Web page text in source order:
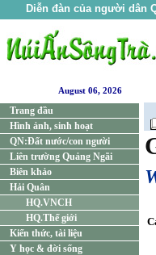
Diễn đàn của người dân
August 06, 2026
Trang đầu
Hình ảnh, sinh hoạt
QN:Đất nước/con người
Liên trường Quảng Ngãi
Biên khảo
Hải Quân
HQ.VNCH
HQ.Thế giới
Kiến thức, tài liệu
Y học & đời sống